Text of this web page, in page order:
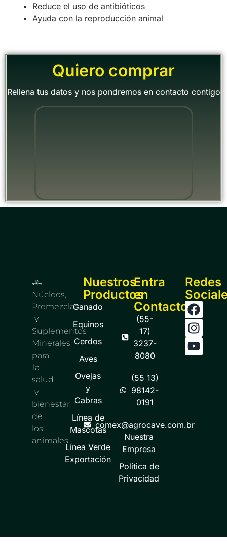
Reduce el uso de antibióticos
Ayuda con la reproducción animal
Quiero comprar
Rellena tus datos y nos pondremos en contacto contigo
"
Núcleos,
Premezclas
y
Suplementos
Minerales
para
la
salud
y
bienestar
de
los
animales.
Nuestros
Productos
Ganado
Equinos
Cerdos
Aves
Ovejas
y
Cabras
Línea de
Mascotas
Línea Verde
Exportación
Entra
en
Contacto
(55-
17)
3237-
8080
(55 13)
98142-
0191
comex@agrocave.com.br
Nuestra
Empresa
Política de
Privacidad​
Redes